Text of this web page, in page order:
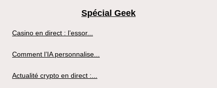
Spécial Geek
Casino en direct : l’essor...
Comment l’IA personnalise...
Actualité crypto en direct :...